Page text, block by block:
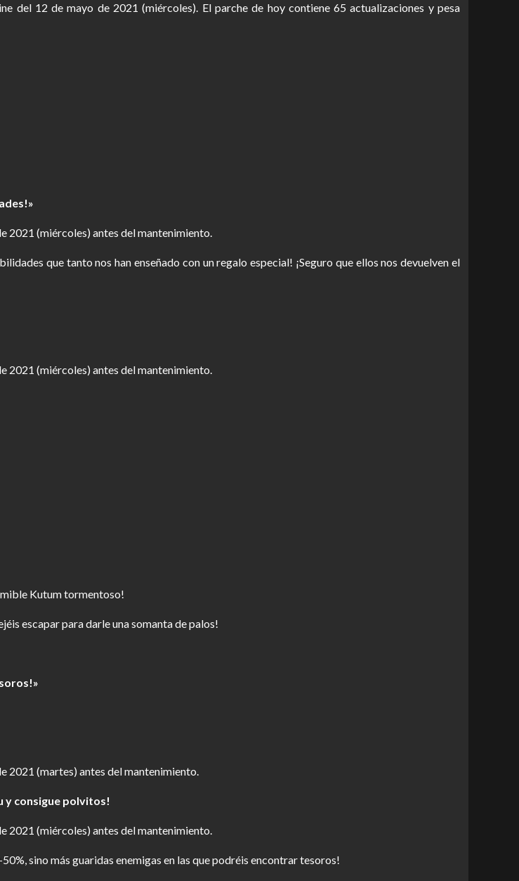
del 12 de mayo de 2021 (miércoles). El parche de hoy contiene 65 actualizaciones y pesa
2021 (miércoles) antes del mantenimiento.
que tanto nos han enseñado con un regalo especial! ¡Seguro que ellos nos devuelven el
2021 (miércoles) antes del mantenimiento.
Kutum tormentoso!
escapar para darle una somanta de palos!
2021 (martes) antes del mantenimiento.
y consigue polvitos!
2021 (miércoles) antes del mantenimiento.
sino más guaridas enemigas en las que podréis encontrar tesoros!